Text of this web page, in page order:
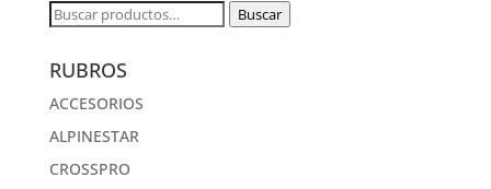
Buscar
Buscar
RUBROS
ACCESORIOS
ALPINESTAR
CROSSPRO